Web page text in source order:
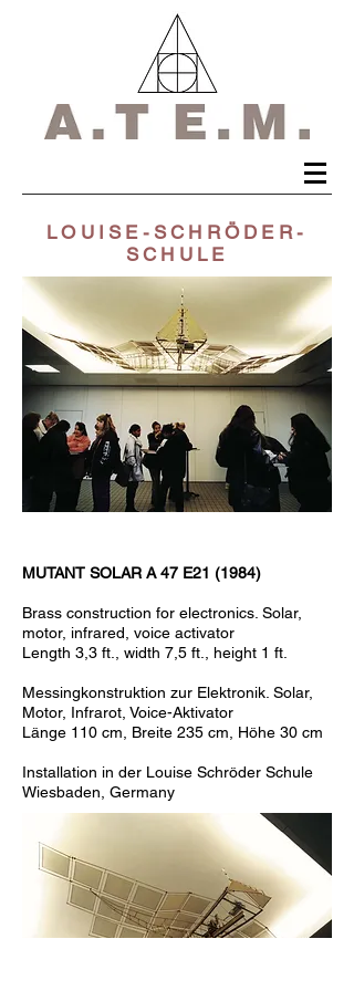
LOUISE-SCHRÖDER-
SCHULE
MUTANT SOLAR A 47 E21 (1984)
Brass construction for electronics. Solar,
motor, infrared, voice activator
Length 3,3 ft., width 7,5 ft., height 1 ft.
Messingkonstruktion zur Elektronik. Solar,
Motor, Infrarot, Voice-Aktivator
Länge 110 cm, Breite 235 cm, Höhe 30 cm
Installation in der Louise Schröder Schule
Wiesbaden, Germany